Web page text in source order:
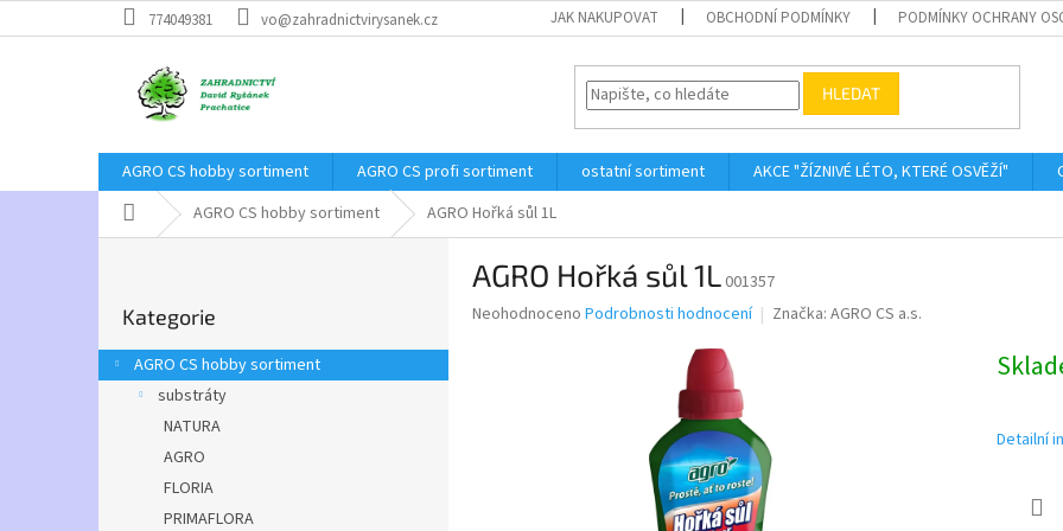
na
774049381 vo@zahradnictvirysanek.cz JAK NAKUPOVAT OBCHODNÍ PODMÍNKY PODMÍNKY OCHRANY
HLEDAT
AGRO CS hobby sortiment AGRO CS profi sortiment ostatní sortiment AKCE "ŽÍZNIVÉ LÉTO, KTERÉ OSVĚŽÍ"
Domů AGRO CS hobby sortiment AGRO Hořká sůl 1L
r
a
kategorie
Kategorie
AGRO CS hobby sortiment
substráty
NATURA
AGRO
FLORIA
PRIMAFLORA
AGRO Hořká sůl 1L 001357
Průměrné
Neohodnoceno Podrobnosti hodnocení Značka: AGRO CS a.s.
Detailní